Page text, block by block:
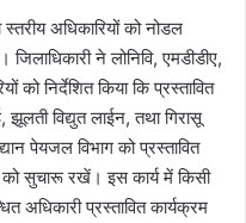
अधिकारियों को नोडल
जिलाधिकारी ने लोनिवि, एमडीडीए,
को निर्देशित किया कि प्रस्तावित
विद्युत लाईन, तथा गिरासू
पेयजल विभाग को प्रस्तावित
सुचारू रखें। इस कार्य में किसी
अधिकारी प्रस्तावित कार्यक्रम